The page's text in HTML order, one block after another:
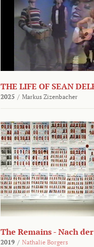
THE LIFE OF SEAN
2025 / Markus Zizenbacher
The Remains - Nach
2019 / Nathalie Borgers